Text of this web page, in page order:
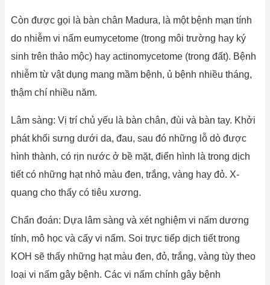
Còn được gọi là bàn chân Madura, là một bệnh mạn tính
do nhiễm vi nấm eumycetome (trong môi trường hay ký
sinh trên thảo mộc) hay actinomycetome (trong đất). Bệnh
nhiễm từ vật dụng mang mầm bệnh, ủ bệnh nhiều tháng,
thậm chí nhiều năm.
Lâm sàng: Vị trí chủ yếu là bàn chân, đùi và bàn tay. Khởi
phát khối sưng dưới da, đau, sau đó những lỗ dò được
hình thành, có rịn nước ở bề mặt, điển hình là trong dịch
tiết có những hạt nhỏ màu đen, trắng, vàng hay đỏ. X-
quang cho thấy có tiêu xương.
Chẩn đoán: Dựa lâm sàng và xét nghiệm vi nấm dương
tính, mô học và cấy vi nấm. Soi trực tiếp dịch tiết trong
KOH sẽ thấy những hạt màu đen, đỏ, trắng, vàng tùy theo
loại vi nấm gây bệnh. Các vi nấm chính gây bệnh